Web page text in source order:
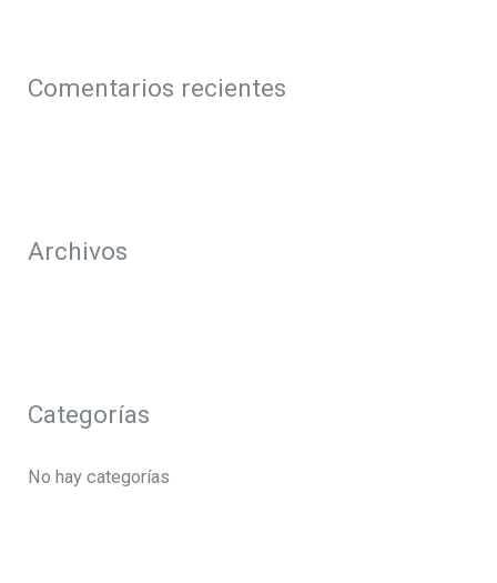
a
:
Comentarios recientes
Archivos
Categorías
No hay categorías